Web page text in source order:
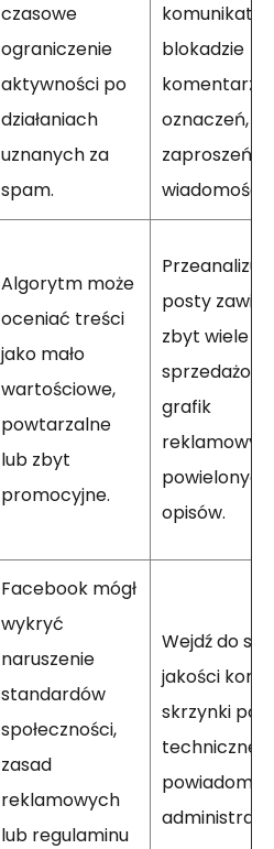
czasowe
ograniczenie
aktywności po
działaniach
uznanych za
spam.
komunikaty
blokadzie
komentarzy,
oznaczeń,
zaproszeń
wiadomości.
Algorytm może
oceniać treści
jako mało
wartościowe,
powtarzalne
lub zbyt
promocyjne.
Przeanalizuj,
posty
zbyt wiele
grafik
powielonych
opisów.
Facebook mógł
wykryć
naruszenie
standardów
społeczności,
zasad
reklamowych
lub regulaminu
Wejdź do
jakości
skrzynki
technicznej